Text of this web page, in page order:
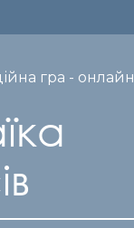
гра - онлайн